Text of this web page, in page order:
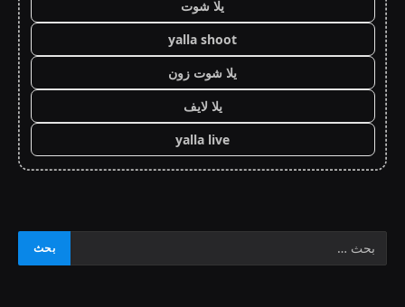
يلا شوت
yalla shoot
يلا شوت زون
يلا لايف
yalla live